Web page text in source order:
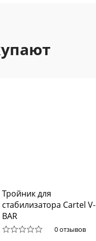
Тройник для
стабилизатора Cartel V-
BAR
0 отзывов